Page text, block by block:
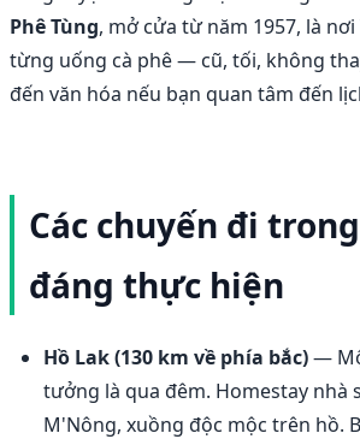
Phê Tùng, mở cửa từ năm 1957, là
từng uống cà phê — cũ, tối, không
đến văn hóa nếu bạn quan tâm đến
Các chuyến đi
đáng thực hiện
Hồ Lak (130 km về phía bắc)—
tưởng là qua đêm. Homestay nhà
M'Nông, xuồng độc mộc trên hồ.